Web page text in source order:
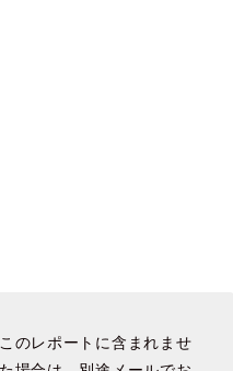
のレポートに含まれませ